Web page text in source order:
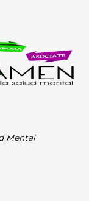
Mental